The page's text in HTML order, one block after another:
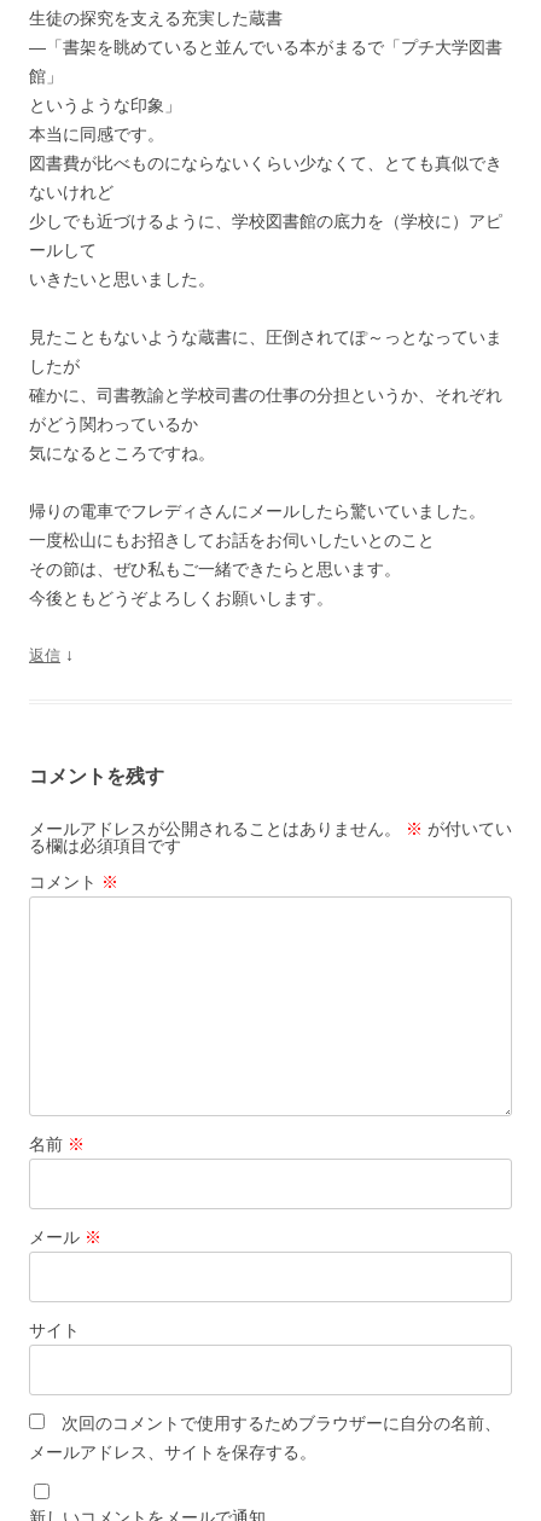
生徒の探究を支える充実した蔵書
―「書架を眺めていると並んでいる本がまるで「プチ大学図書
館」
というような印象」
本当に同感です。
図書費が比べものにならないくらい少なくて、とても真似でき
ないけれど
少しでも近づけるように、学校図書館の底力を（学校に）アピ
ールして
いきたいと思いました。
見たこともないような蔵書に、圧倒されてぽ～っとなっていま
したが
確かに、司書教諭と学校司書の仕事の分担というか、それぞれ
がどう関わっているか
気になるところですね。
帰りの電車でフレディさんにメールしたら驚いていました。
一度松山にもお招きしてお話をお伺いしたいとのこと
その節は、ぜひ私もご一緒できたらと思います。
今後ともどうぞよろしくお願いします。
返信 ↓
コメントを残す
メールアドレスが公開されることはありません。 ※ が付いてい
る欄は必須項目です
コメント ※
名前 ※
メール ※
サイト
次回のコメントで使用するためブラウザーに自分の名前、
メールアドレス、サイトを保存する。